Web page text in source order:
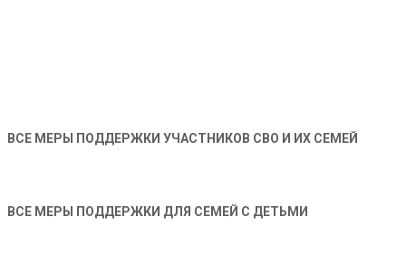
ВСЕ МЕРЫ ПОДДЕРЖКИ УЧАСТНИКОВ СВО И ИХ СЕМЕЙ
ВСЕ МЕРЫ ПОДДЕРЖКИ ДЛЯ СЕМЕЙ С ДЕТЬМИ